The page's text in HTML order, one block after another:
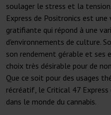
soulager le stress et la
Express de Positronics est
gratifiante qui répond à une
d'environnements de culture.
son rendement gérable et
choix très désirable pour de
Que ce soit pour des usages
récréatif, le Critical 47
dans le monde du cannabis.